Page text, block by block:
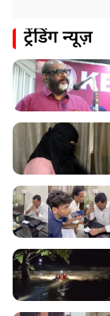
ट्रेंडिंग न्यूज़